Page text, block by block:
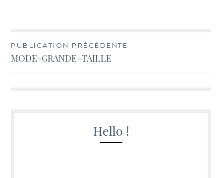
Navigation
de
PUBLICATION PRÉCÉDENTE
MODE-GRANDE-TAILLE
Hello !